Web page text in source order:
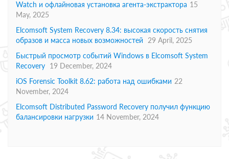
Watch и офлайновая установка агента-экстрактора 15
May, 2025
Elcomsoft System Recovery 8.34: высокая скорость снятия
образов и масса новых возможностей
29 April, 2025
Быстрый просмотр событий Windows в Elcomsoft System
Recovery 19 December, 2024
iOS Forensic Toolkit 8.62: работа над ошибками 22
November, 2024
Elcomsoft Distributed Password Recovery получил функцию
балансировки нагрузки 14 November, 2024